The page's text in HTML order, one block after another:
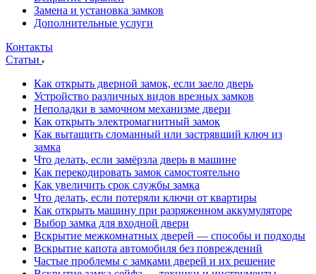
Замена и установка замков
Дополнительные услуги
Контакты
Статьи
Как открыть дверной замок, если заело дверь
Устройство различных видов врезных замков
Неполадки в замочном механизме двери
Как открыть электромагнитный замок
Как вытащить сломанный или застрявший ключ из
замка
Что делать, если замёрзла дверь в машине
Как перекодировать замок самостоятельно
Как увеличить срок службы замка
Что делать, если потеряли ключи от квартиры
Как открыть машину при разряженном аккумуляторе
Выбор замка для входной двери
Вскрытие межкомнатных дверей — способы и подходы
Вскрытие капота автомобиля без повреждений
Частые проблемы с замками дверей и их решение